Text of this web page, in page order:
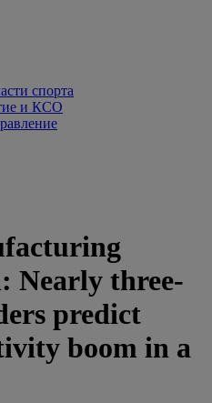
спорта
и КСО
Nearly three-
predict
boom in a